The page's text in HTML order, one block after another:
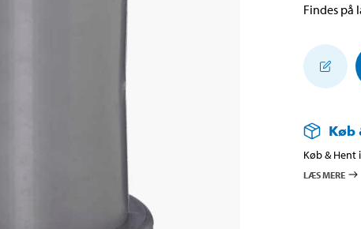
Findes på
Køb
Køb & Hent
LÆS MERE